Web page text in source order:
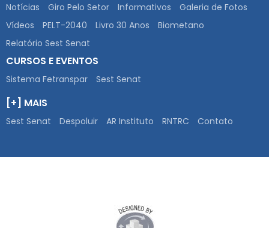
Notícias Giro Pelo Setor Informativos
Galeria de Fotos
Vídeos
PELT-2040 Livro 30 Anos
Biometano
Relatório Sest Senat
CURSOS E EVENTOS
Sistema Fetranspar Sest Senat
[+] MAIS
Sest Senat Despoluir AR Instituto RNTRC Contato